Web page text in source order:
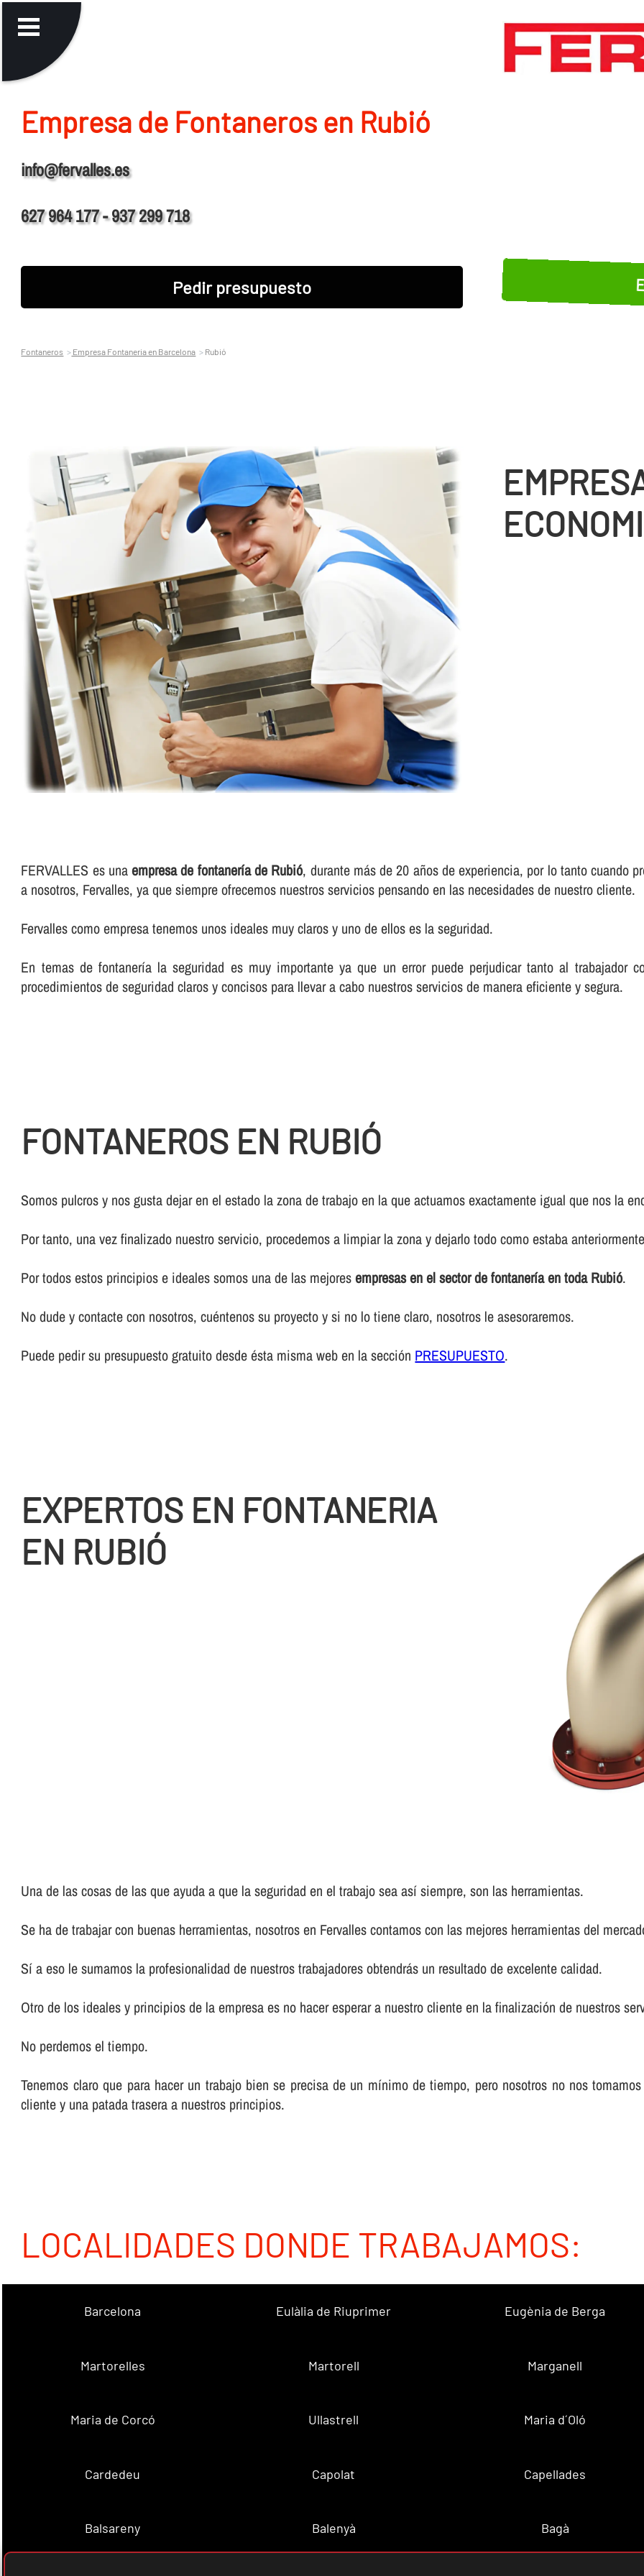
Empresa de Fontaneros en Rubió
info@fervalles.es
627 964 177 - 937 299 718
Pedir presupuesto
Fontaneros Empresa Fontaneria en Barcelona Rubió
FERVALLES es unaempresa de fontanerí­a de Rubió, durante más de 20 años de experiencia, por lo tanto cuando
a nosotros, Fervalles, ya que siempre ofrecemos nuestros servicios pensando en las necesidades de nuestro cliente.
Fervalles como empresa tenemos unos ideales muy claros y uno de ellos es la seguridad.
En temas de fontanerí­a la seguridad es muy importante ya que un error puede perjudicar tanto al trabajador
procedimientos de seguridad claros y concisos para llevar a cabo nuestros servicios de manera eficiente y segura.
FONTANEROS EN RUBIÓ
Somos pulcros y nos gusta dejar en el estado la zona de trabajo en la que actuamos exactamente igual que nos la
Por tanto, una vez finalizado nuestro servicio, procedemos a limpiar la zona y dejarlo todo como estaba
Por todos estos principios e ideales somos una de las mejoresempresas en el sector de fontanerí­a en toda Rubió.
No dude y contacte con nosotros, cuéntenos su proyecto y si no lo tiene claro, nosotros le asesoraremos.
Puede pedir su presupuesto gratuito desde ésta misma web en la sección PRESUPUESTO.
EXPERTOS EN FONTANERIA
EN RUBIÓ
Una de las cosas de las que ayuda a que la seguridad en el trabajo sea así­ siempre, son las herramientas.
Se ha de trabajar con buenas herramientas, nosotros en Fervalles contamos con las mejores herramientas del
Sí­ a eso le sumamos la profesionalidad de nuestros trabajadores obtendrás un resultado de excelente calidad.
Otro de los ideales y principios de la empresa es no hacer esperar a nuestro cliente en la finalización de nuestros
No perdemos el tiempo.
Tenemos claro que para hacer un trabajo bien se precisa de un mí­nimo de tiempo, pero nosotros no nos
cliente y una patada trasera a nuestros principios.
LOCALIDADES DONDE TRABAJAMOS:
Barcelona Eulàlia de Riuprimer Eugènia de Berga
Martorelles Martorell Marganell
Maria de Corcó Ullastrell Maria d´Oló
Cardedeu Capolat Capellades
Balsareny Balenyà Bagà